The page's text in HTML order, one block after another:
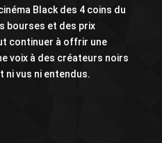
Black des 4 coins du
bourses et des prix
continuer à offrir une
voix à des créateurs noirs
ni vus ni entendus.